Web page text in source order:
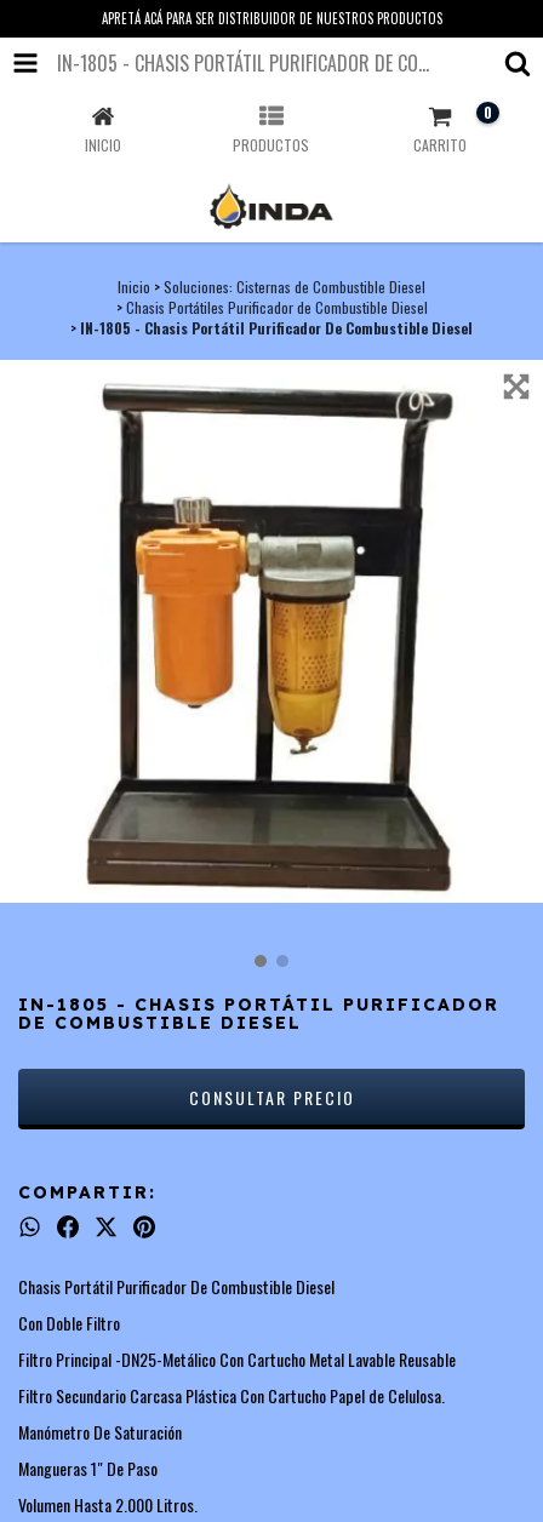
APRETÁ ACÁ PARA SER DISTRIBUIDOR DE NUESTROS PRODUCTOS
IN-1805 - CHASIS PORTÁTIL PURIFICADOR DE COMBUSTIBLE DIESEL
INICIO PRODUCTOS CARRITO
0
Inicio >Soluciones: Cisternas de Combustible Diesel
> Chasis Portátiles Purificador de Combustible Diesel
> IN-1805 - Chasis Portátil Purificador De Combustible Diesel
IN-1805 - CHASIS PORTÁTIL PURIFICADOR
DE COMBUSTIBLE DIESEL
COMPARTIR:
Chasis Portátil Purificador De Combustible Diesel
Con Doble Filtro
Filtro Principal -DN25-Metálico Con Cartucho Metal Lavable Reusable
Filtro Secundario Carcasa Plástica Con Cartucho Papel de Celulosa.
Manómetro De Saturación
Mangueras 1" De Paso
Volumen Hasta 2.000 Litros.